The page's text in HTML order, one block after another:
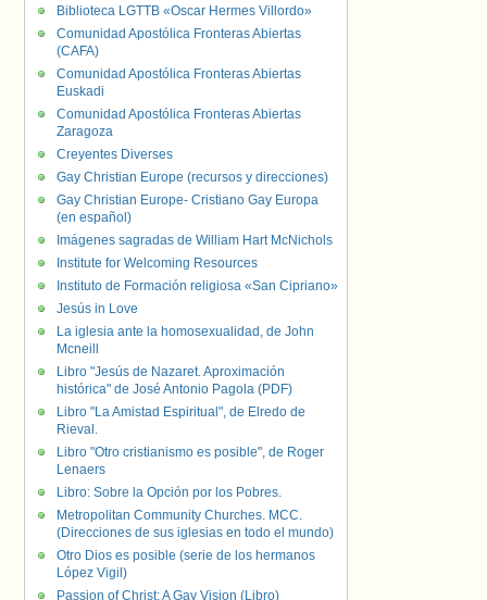
Biblioteca LGTTB «Oscar Hermes Villordo»
Comunidad Apostólica Fronteras Abiertas
(CAFA)
Comunidad Apostólica Fronteras Abiertas
Euskadi
Comunidad Apostólica Fronteras Abiertas
Zaragoza
Creyentes Diverses
Gay Christian Europe (recursos y direcciones)
Gay Christian Europe- Cristiano Gay Europa
(en español)
Imágenes sagradas de William Hart McNichols
Institute for Welcoming Resources
Instituto de Formación religiosa «San Cipriano»
Jesús in Love
La iglesia ante la homosexualidad, de John
Mcneill
Libro "Jesús de Nazaret. Aproximación
histórica" de José Antonio Pagola (PDF)
Libro "La Amistad Espiritual", de Elredo de
Rieval.
Libro "Otro cristianismo es posible", de Roger
Lenaers
Libro: Sobre la Opción por los Pobres.
Metropolitan Community Churches. MCC.
(Direcciones de sus iglesias en todo el mundo)
Otro Dios es posible (serie de los hermanos
López Vigil)
Passion of Christ: A Gay Vision (Libro)